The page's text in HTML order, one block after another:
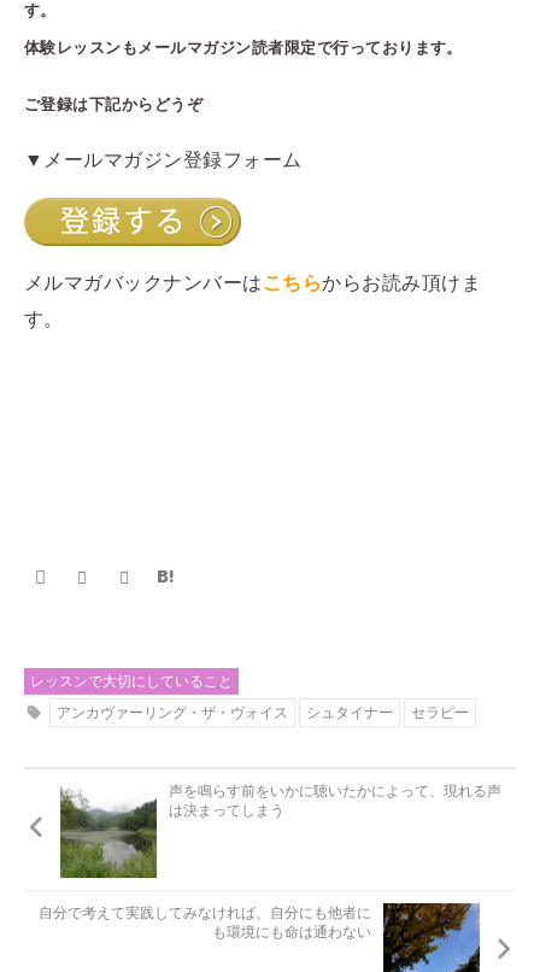
す。
体験レッスンもメールマガジン読者限定で行っております。
ご登録は下記からどうぞ
▼メールマガジン登録フォーム
メルマガバックナンバーはこちらからお読み頂けま
す。
レッスンで大切にしていること
アンカヴァーリング・ザ・ヴォイス
シュタイナー セラピー
声を鳴らす前をいかに聴いたかによって、現れる声
は決まってしまう
自分で考えて実践してみなければ、自分にも他者に
も環境にも命は通わない